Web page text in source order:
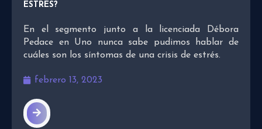
ESTRÉS?
En el segmento junto a la licenciada Débora
Pedace en Uno nunca sabe pudimos hablar de
cuáles son los síntomas de una crisis de estrés.
febrero 13, 2023